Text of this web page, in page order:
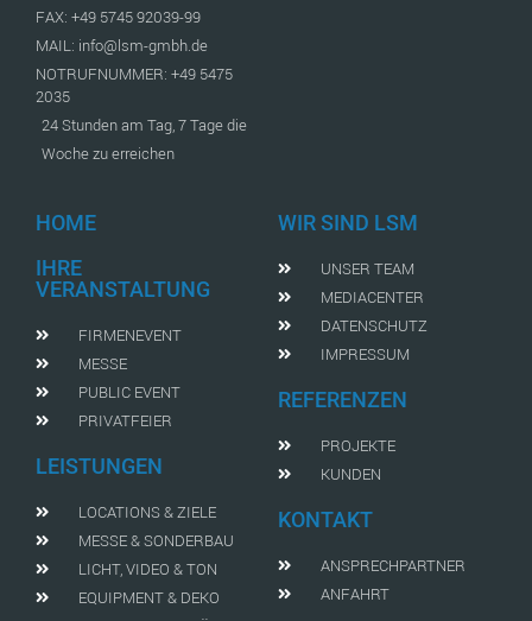
FAX: +49 5745 92039-99
MAIL: info@lsm-gmbh.de
NOTRUFNUMMER: +49 5475
2035
24 Stunden am Tag, 7 Tage die
Woche zu erreichen
HOME
IHRE
VERANSTALTUNG
FIRMENEVENT
MESSE
PUBLIC EVENT
PRIVATFEIER
LEISTUNGEN
LOCATIONS & ZIELE
MESSE & SONDERBAU
LICHT, VIDEO & TON
EQUIPMENT & DEKO
WIR SIND LSM
UNSER TEAM
MEDIACENTER
DATENSCHUTZ
IMPRESSUM
REFERENZEN
PROJEKTE
KUNDEN
KONTAKT
ANSPRECHPARTNER
ANFAHRT